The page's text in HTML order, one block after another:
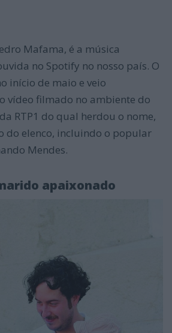
Mafama, é a música
no Spotify no nosso país. O
início de maio e veio
vídeo filmado no ambiente do
RTP1 do qual herdou o nome,
do elenco, incluindo o popular
Mendes.
apaixonado